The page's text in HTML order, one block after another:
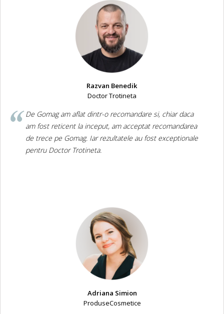
Razvan Benedik
Doctor Trotineta
De Gomag am aflat dintr-o recomandare si, chiar daca
am fost reticent la inceput, am acceptat recomandarea
de trece pe Gomag. Iar rezultatele au fost exceptionale
pentru Doctor Trotineta.
Adriana Simion
ProduseCosmetice